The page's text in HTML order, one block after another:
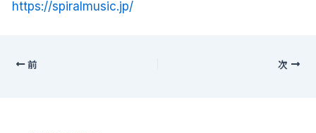
https://spiralmusic.jp/
前 次